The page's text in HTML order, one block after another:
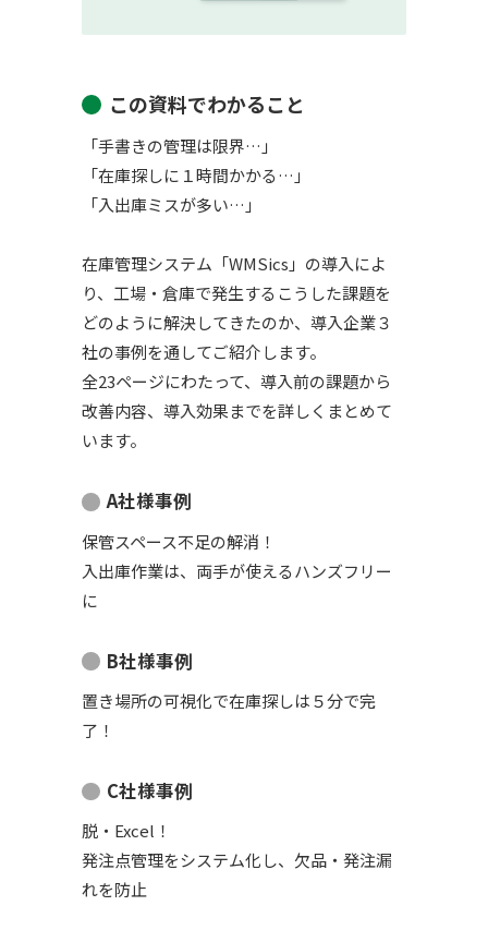
この資料でわかること
「手書きの管理は限界…」
「在庫探しに１時間かかる…」
「入出庫ミスが多い…」
在庫管理システム「WMSics」の導入によ
り、工場・倉庫で発生するこうした課題を
どのように解決してきたのか、導入企業３
社の事例を通してご紹介します。
全23ページにわたって、導入前の課題から
改善内容、導入効果までを詳しくまとめて
います。
A社様事例
保管スペース不足の解消！
入出庫作業は、両手が使えるハンズフリー
に
B社様事例
置き場所の可視化で在庫探しは５分で完
了！
C社様事例
脱・Excel！
発注点管理をシステム化し、欠品・発注漏
れを防止